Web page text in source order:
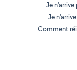
Je
Je
Comment